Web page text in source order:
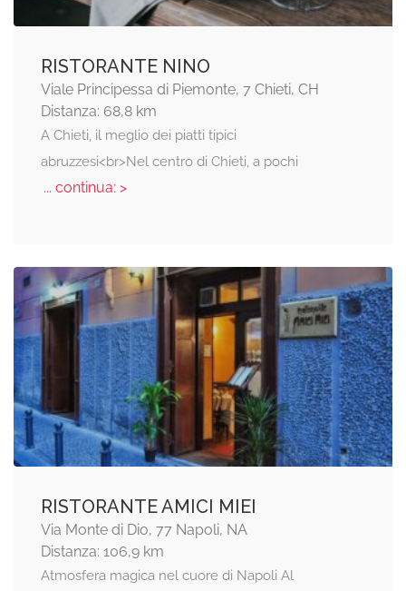
RISTORANTE NINO
Viale Principessa di Piemonte, 7 Chieti, CH
Distanza: 68,8 km
A Chieti, il meglio dei piatti tipici
abruzzesi<br>Nel centro di Chieti, a pochi
... continua: >
RISTORANTE AMICI MIEI
Via Monte di Dio, 77 Napoli, NA
Distanza: 106,9 km
Atmosfera magica nel cuore di Napoli Al